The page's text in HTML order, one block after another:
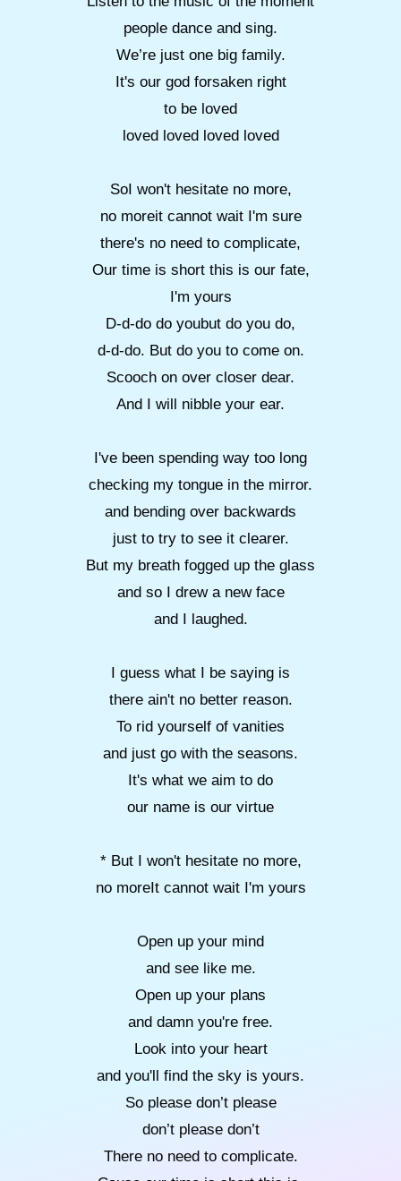
people dance and sing.
We’re just one big family.
It's our god forsaken right
to be loved
loved loved loved loved
SoI won't hesitate no more,
no moreit cannot wait I'm sure
there's no need to complicate,
Our time is short this is our fate,
I'm yours
D-d-do do youbut do you do,
d-d-do. But do you to come on.
Scooch on over closer dear.
And I will nibble your ear.
I've been spending way too long
checking my tongue in the mirror.
and bending over backwards
just to try to see it clearer.
But my breath fogged up the glass
and so I drew a new face
and I laughed.
I guess what I be saying is
there ain't no better reason.
To rid yourself of vanities
and just go with the seasons.
It's what we aim to do
our name is our virtue
* But I won't hesitate no more,
no moreIt cannot wait I'm yours
Open up your mind
and see like me.
Open up your plans
and damn you're free.
Look into your heart
and you'll find the sky is yours.
So please don’t please
don’t please don’t
There no need to complicate.